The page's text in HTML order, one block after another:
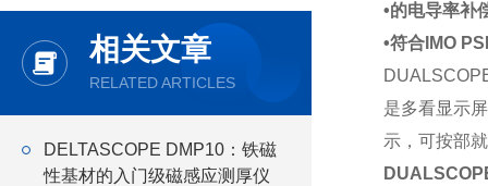
相关文章
RELATED ARTICLES
DELTASCOPE DMP10：铁磁
性基材的入门级磁感应测厚仪
•的电导率补
•符合IMO
是多看显示
示，可按部